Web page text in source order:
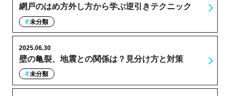
網戸のはめ方外し方から学ぶ逆引きテクニック
未分類
壁の亀裂、地震との関係は？見分け方と対策
2025.06.30
未分類